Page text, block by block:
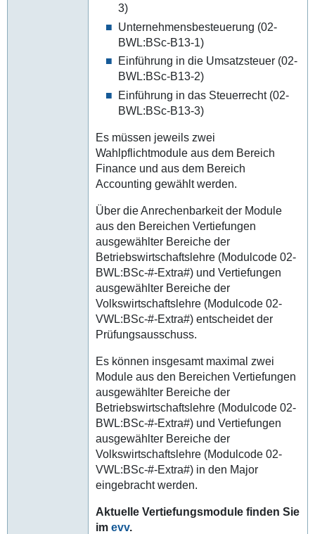
3)
Unternehmensbesteuerung (02-
BWL:BSc-B13-1)
Einführung in die Umsatzsteuer (02-
BWL:BSc-B13-2)
Einführung in das Steuerrecht (02-
BWL:BSc-B13-3)
Es müssen jeweils zwei
Wahlpflichtmodule aus dem Bereich
Finance und aus dem Bereich
Accounting gewählt werden.
Über die Anrechenbarkeit der Module
aus den Bereichen Vertiefungen
ausgewählter Bereiche der
Betriebswirtschaftslehre (Modulcode 02-
BWL:BSc-#-Extra#) und Vertiefungen
ausgewählter Bereiche der
Volkswirtschaftslehre (Modulcode 02-
VWL:BSc-#-Extra#) entscheidet der
Prüfungsausschuss.
Es können insgesamt maximal zwei
Module aus den Bereichen Vertiefungen
ausgewählter Bereiche der
Betriebswirtschaftslehre (Modulcode 02-
BWL:BSc-#-Extra#) und Vertiefungen
ausgewählter Bereiche der
Volkswirtschaftslehre (Modulcode 02-
VWL:BSc-#-Extra#) in den Major
eingebracht werden.
Aktuelle Vertiefungsmodule finden Sie
im evv.